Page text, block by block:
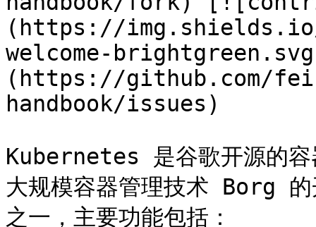
(https://
welcome-
(https://github.com/
handbook/issues)
Kubernetes 是谷歌开源的
大规模容器管理技术 Borg 的
之一，主要功能包括：